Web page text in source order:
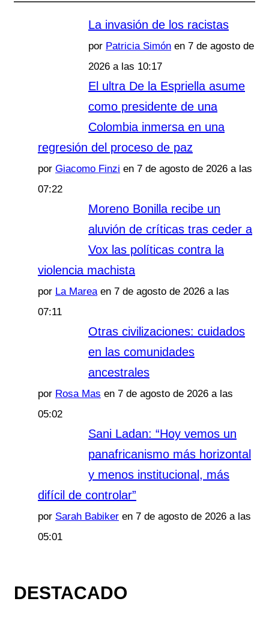
La invasión de los racistas
por Patricia Simón en 7 de agosto de
2026 a las 10:17
El ultra De la Espriella asume
como presidente de una
Colombia inmersa en una
regresión del proceso de paz
por Giacomo Finzi en 7 de agosto de 2026 a las
07:22
Moreno Bonilla recibe un
aluvión de críticas tras ceder a
Vox las políticas contra la
violencia machista
por La Marea en 7 de agosto de 2026 a las
07:11
Otras civilizaciones: cuidados
en las comunidades
ancestrales
por Rosa Mas en 7 de agosto de 2026 a las
05:02
Sani Ladan: “Hoy vemos un
panafricanismo más horizontal
y menos institucional, más
difícil de controlar”
por Sarah Babiker en 7 de agosto de 2026 a las
05:01
DESTACADO